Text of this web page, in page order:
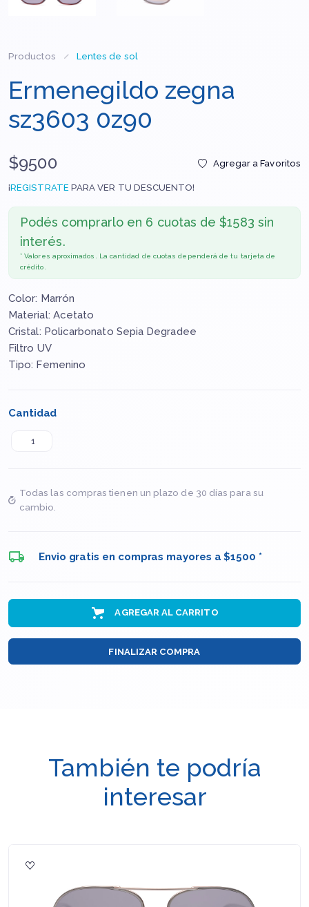
Productos Lentes de sol
Ermenegildo zegna
sz3603 0z90
$9500 Agregar a Favoritos
¡REGISTRATEPARA VER TU DESCUENTO!
Podés comprarlo en 6 cuotas de $1583 sin
interés.
* Valores aproximados. La cantidad de cuotas dependerá de tu tarjeta de
crédito.
Color: Marrón
Material: Acetato
Cristal: Policarbonato Sepia Degradee
Filtro UV
Tipo: Femenino
Cantidad
Todas las compras tienen un plazo de 30 días para su
cambio.
Envio gratis en compras mayores a $1500 *
AGREGAR AL CARRITO
FINALIZAR COMPRA
También te podría
interesar